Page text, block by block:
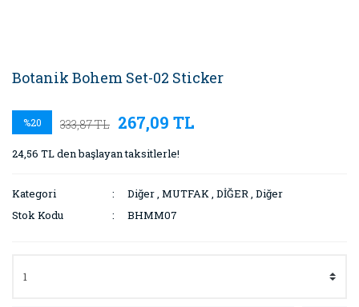
Botanik Bohem Set-02 Sticker
%20 333,87 TL 267,09 TL
24,56 TL den başlayan taksitlerle!
Kategori Diğer,MUTFAK,DİĞER,Diğer
Stok Kodu
BHMM07